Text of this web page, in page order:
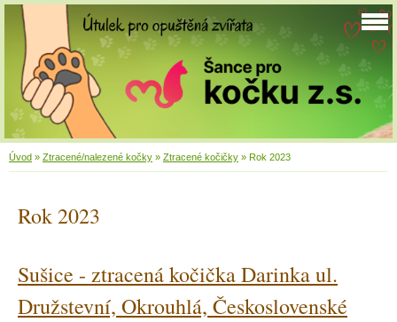
Úvod » Ztracené/nalezené kočky » Ztracené kočičky » Rok 2023
Rok 2023
Sušice - ztracená kočička Darinka ul.
Družstevní, Okrouhlá, Československé